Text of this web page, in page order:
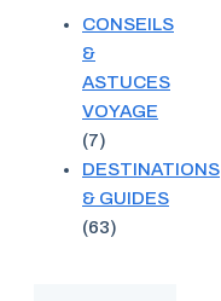
CONSEILS
&
ASTUCES
VOYAGE
(7)
DESTINATIONS
& GUIDES
(63)